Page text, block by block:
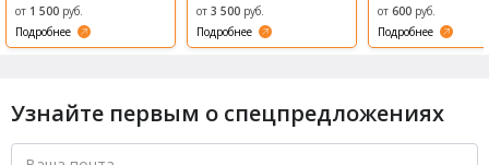
от 1 500 руб.
Подробнее
от 3 500 руб.
Подробнее
Возрождени
е (Revival)
от 600 руб.
Подробнее
Узнайте первым о спецпредложениях